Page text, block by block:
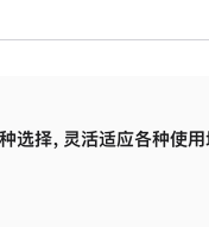
选择，灵活适应各种使用